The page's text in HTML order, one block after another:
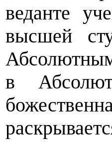
веданте
высшей
в